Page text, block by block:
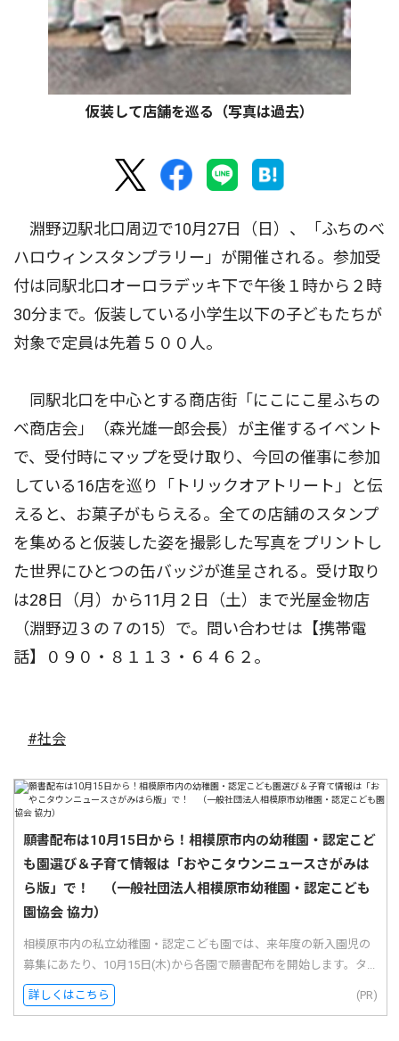
仮装して店舗を巡る（写真は過去）
淵野辺駅北口周辺で10月27日（日）、「ふちのべ
ハロウィンスタンプラリー」が開催される。参加受
付は同駅北口オーロラデッキ下で午後１時から２時
30分まで。仮装している小学生以下の子どもたちが
対象で定員は先着５００人。
同駅北口を中心とする商店街「にこにこ星ふちの
べ商店会」（森光雄一郎会長）が主催するイベント
で、受付時にマップを受け取り、今回の催事に参加
している16店を巡り「トリックオアトリート」と伝
えると、お菓子がもらえる。全ての店舗のスタンプ
を集めると仮装した姿を撮影した写真をプリントし
た世界にひとつの缶バッジが進呈される。受け取り
は28日（月）から11月２日（土）まで光屋金物店
（淵野辺３の７の15）で。問い合わせは【携帯電
話】０９０・８１１３・６４６２。
#社会
願書配布は10月15日から！相模原市内の幼稚園・認定こど
も園選び＆子育て情報は「おやこタウンニュースさがみは
ら版」で！ （一般社団法人相模原市幼稚園・認定こども
園協会 協力）
相模原市内の私立幼稚園・認定こども園では、来年度の新入園児の
募集にあたり、10月15日(木)から各園で願書配布を開始します。タ...
詳しくはこちら (PR)